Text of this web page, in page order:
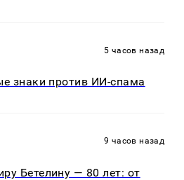
5 часов назад
знаки против ИИ-спама
9 часов назад
Бетелину — 80 лет: от